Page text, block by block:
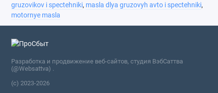
gruzovikov i spectehniki, masla dlya gruzovyh avto i spectehniki,
motornye masla
Разработка и продвижение веб-сайтов, студия ВэбСаттва
(@Websattva) .
(c) 2023-2026